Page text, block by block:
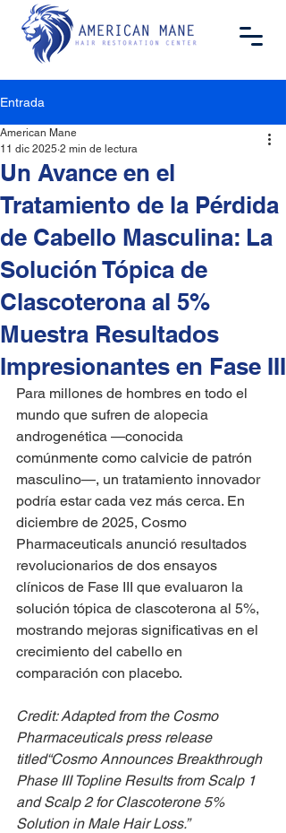
Entrada
Un Avance en el
Tratamiento de la Pérdida
de Cabello Masculina: La
Solución Tópica de
Clascoterona al 5%
Muestra Resultados
Impresionantes en Fase III
American Mane
11 dic 2025 2 min de lectura
Para millones de hombres en todo el
mundo que sufren de alopecia
androgenética —conocida
comúnmente como calvicie de patrón
masculino—, un tratamiento innovador
podría estar cada vez más cerca. En
diciembre de 2025, Cosmo
Pharmaceuticals anunció resultados
revolucionarios de dos ensayos
clínicos de Fase III que evaluaron la
solución tópica de clascoterona al 5%,
mostrando mejoras significativas en el
crecimiento del cabello en
comparación con placebo.
Credit: Adapted from the Cosmo
Pharmaceuticals press release
titled“Cosmo Announces Breakthrough
Phase III Topline Results from Scalp 1
and Scalp 2 for Clascoterone 5%
Solution in Male Hair Loss.”